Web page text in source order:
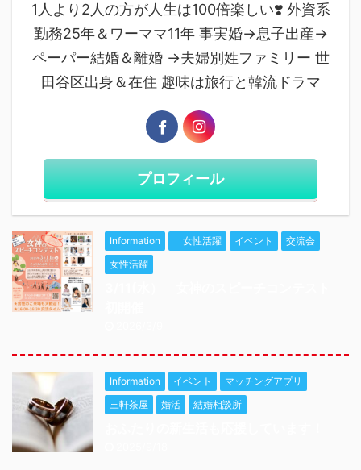
1人より2人の方が人生は100倍楽しい❣️ 外資系
勤務25年＆ワーママ11年 事実婚→息子出産→
ペーパー結婚＆離婚 →夫婦別姓ファミリー 世
田谷区出身＆在住 趣味は旅行と韓流ドラマ
プロフィール
Information 女性活躍 イベント
交流会
女性活躍
Information イベント
マッチングアプリ
三軒茶屋
婚活 結婚相談所